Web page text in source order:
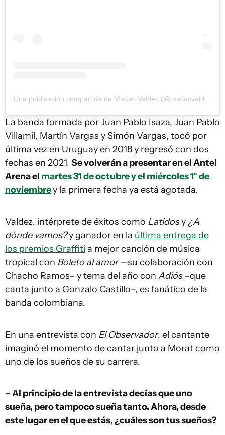
Una publicación compartida de Matías Valdez (@matiasvaldez_oficial)
La banda formada por Juan Pablo Isaza, Juan Pablo
Villamil, Martín Vargas y Simón Vargas, tocó por
última vez en Uruguay en 2018 y regresó con dos
fechas en 2021. Se volverán a presentar en el Antel
Arena el martes 31 de octubre y el miércoles 1° de
noviembrey la primera fecha ya está agotada.
Valdez, intérprete de éxitos como Latidosy¿A
dónde vamos?y ganador en la última entrega de
los premios Graffiti a mejor canción de música
tropical con Boleto al amor—su colaboración con
Chacho Ramos– y tema del año con Adiós–que
canta junto a Gonzalo Castillo–, es fanático de la
banda colombiana.
En una entrevista con El Observador, el cantante
imaginó el momento de cantar junto a Morat como
uno de los sueños de su carrera.
– Al principio de la entrevista decías que uno
sueña, pero tampoco sueña tanto. Ahora, desde
este lugar en el que estás, ¿cuáles son tus sueños?